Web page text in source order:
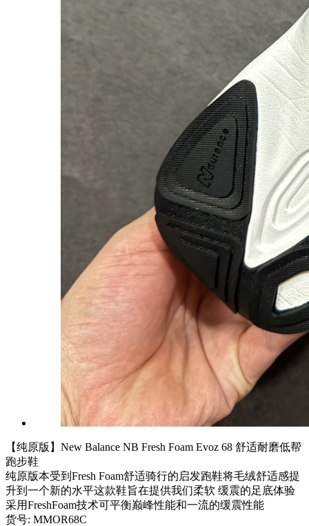
【纯原版】New Balance NB Fresh Foam Evoz 68 舒适耐磨低帮
跑步鞋
纯原版本受到Fresh Foam舒适骑行的启发跑鞋将毛绒舒适感提
升到一个新的水平这款鞋旨在提供我们柔软 缓震的足底体验
采用FreshFoam技术可平衡巅峰性能和一流的缓震性能
货号: MMOR68C